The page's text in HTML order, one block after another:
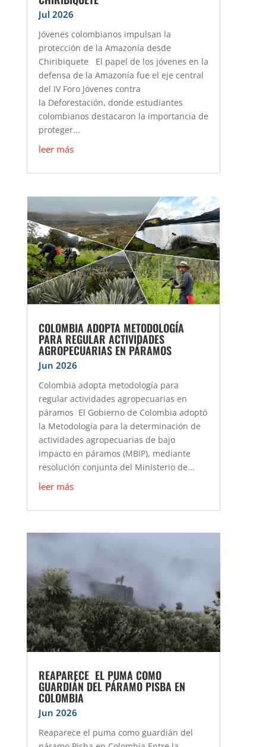
Jul 2026
Jóvenes colombianos impulsan la
protección de la Amazonía desde
Chiribiquete El papel de los jóvenes en la
defensa de la Amazonía fue el eje central
del IV Foro Jóvenes contra
la Deforestación, donde estudiantes
colombianos destacaron la importancia de
proteger...
leer más
COLOMBIA ADOPTA METODOLOGÍA
PARA REGULAR ACTIVIDADES
AGROPECUARIAS EN PÁRAMOS
Jun 2026
Colombia adopta metodología para
regular actividades agropecuarias en
páramos El Gobierno de Colombia adoptó
la Metodología para la determinación de
actividades agropecuarias de bajo
impacto en páramos (MBIP), mediante
resolución conjunta del Ministerio de...
leer más
REAPARECE EL PUMA COMO
GUARDIÁN DEL PÁRAMO PISBA EN
COLOMBIA
Jun 2026
Reaparece el puma como guardián del